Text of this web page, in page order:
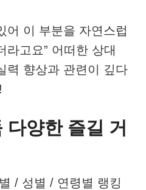
어 이 부분을 자연스럽
라고요” 어떠한 상대
력 향상과 관련이 깊다
다양한 즐길 거
/ 성별 / 연령별 랭킹